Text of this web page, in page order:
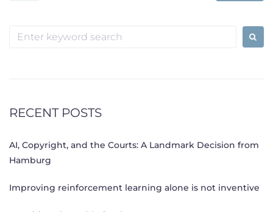
Search
RECENT POSTS
AI, Copyright, and the Courts: A Landmark Decision from
Hamburg
Improving reinforcement learning alone is not inventive